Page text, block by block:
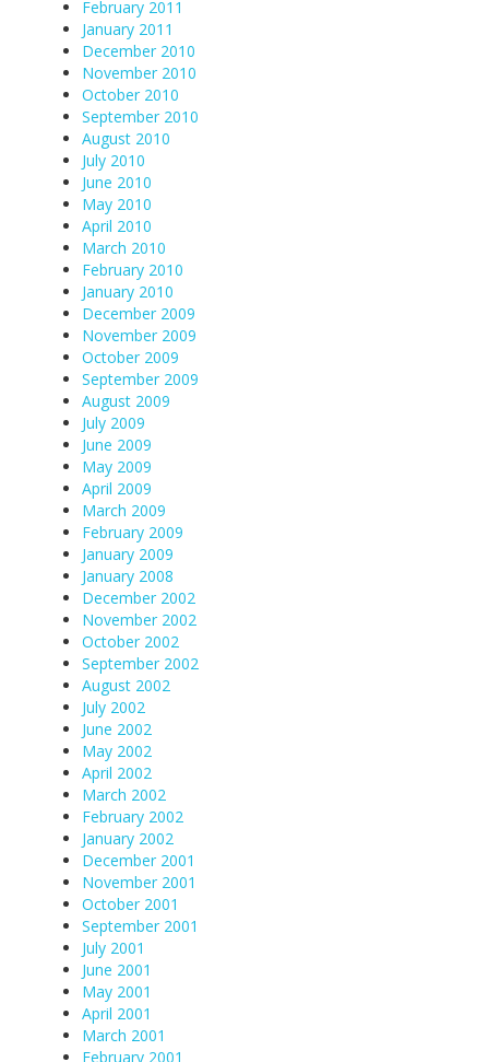
February 2011
January 2011
December 2010
November 2010
October 2010
September 2010
August 2010
July 2010
June 2010
May 2010
April 2010
March 2010
February 2010
January 2010
December 2009
November 2009
October 2009
September 2009
August 2009
July 2009
June 2009
May 2009
April 2009
March 2009
February 2009
January 2009
January 2008
December 2002
November 2002
October 2002
September 2002
August 2002
July 2002
June 2002
May 2002
April 2002
March 2002
February 2002
January 2002
December 2001
November 2001
October 2001
September 2001
July 2001
June 2001
May 2001
April 2001
March 2001
February 2001